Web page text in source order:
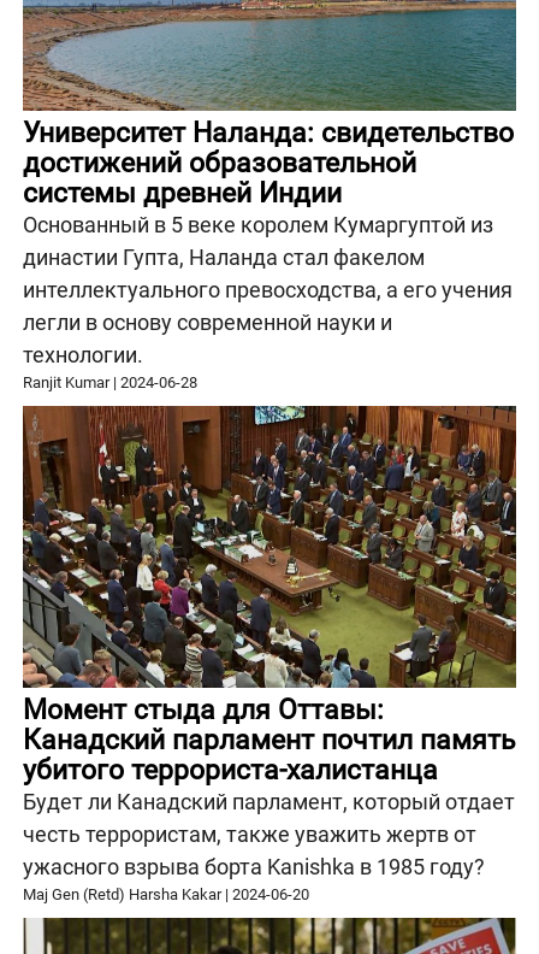
Университет Наланда: свидетельство
достижений образовательной
системы древней Индии
Основанный в 5 веке королем Кумаргуптой из
династии Гупта, Наланда стал факелом
интеллектуального превосходства, а его учения
легли в основу современной науки и
технологии.
Ranjit Kumar|2024-06-28
Момент стыда для Оттавы:
Канадский парламент почтил память
убитого террориста-халистанца
Будет ли Канадский парламент, который отдает
честь террористам, также уважить жертв от
ужасного взрыва борта Kanishka в 1985 году?
Maj Gen (Retd) Harsha Kakar|2024-06-20